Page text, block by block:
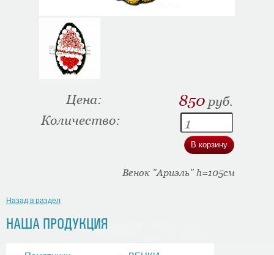
НАША ПРОДУКЦИЯ
Цена: 850 руб.
Количество:
Венок "Ариэль" h=105см
Назад в раздел